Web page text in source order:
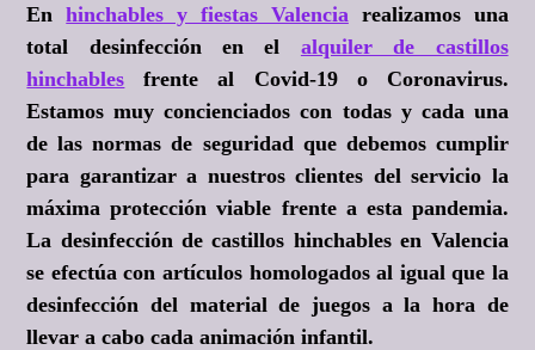
Enhinchables y fiestas Valencia realizamos una
total desinfección en el alquiler de castillos
hinchables frente al Covid-19 o Coronavirus.
Estamos muy concienciados con todas y cada una
de las normas de seguridad que debemos cumplir
para garantizar a nuestros clientes del servicio la
máxima protección viable frente a esta pandemia.
La desinfección de castillos hinchables en Valencia
se efectúa con artículos homologados al igual que la
desinfección del material de juegos a la hora de
llevar a cabo cada animación infantil.